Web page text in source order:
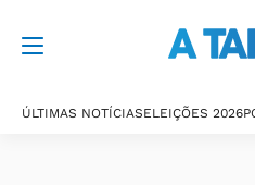
ÚLTIMAS NOTÍCIASELEIÇÕES 2026